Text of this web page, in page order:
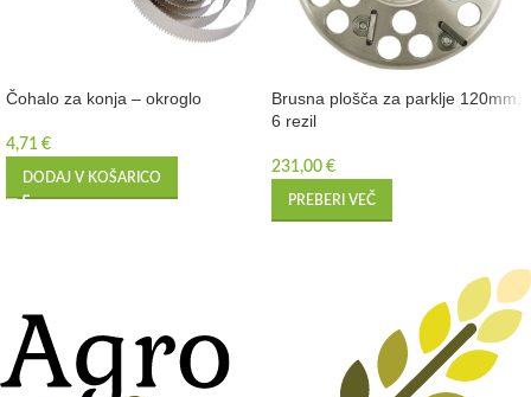
Čohalo za konja – okroglo
4,71 €
DODAJ V KOŠARICO
Brusna plošča za parklje 120mm,
6 rezil
231,00 €
PREBERI VEČ